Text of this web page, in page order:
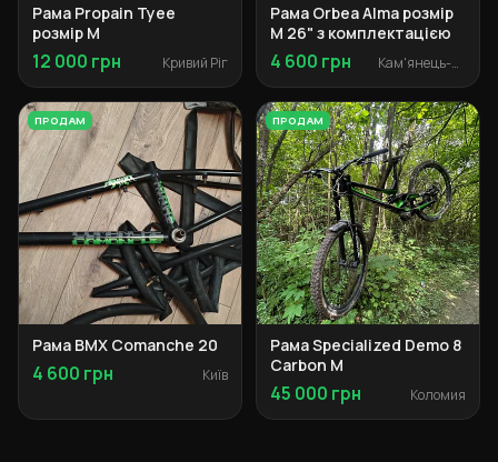
Рама Propain Tyee
розмір M
12 000 грн Кривий Ріг
Рама Orbea Alma розмір
M 26" з комплектацією
4 600 грн Кам'янець-Подільський
ПРОДАМ
Рама BMX Comanche 20
4 600 грн Київ
ПРОДАМ
Рама Specialized Demo 8
Carbon М
45 000 грн Коломия